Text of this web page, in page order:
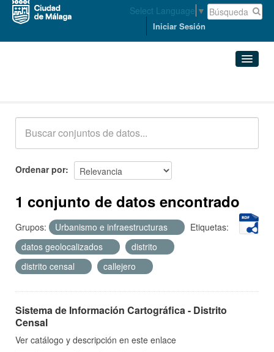
Select Language ▼
Iniciar Sesión
Acerca de
Ordenar por
1 conjunto de datos encontrado
Grupos: Urbanismo e infraestructuras
Etiquetas:
datos geolocalizados
distrito
distrito censal
callejero
Sistema de Información Cartográfica - Distrito
Censal
Ver catálogo y descripción en este enlace